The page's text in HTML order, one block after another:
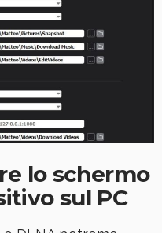
lo schermo
sul PC